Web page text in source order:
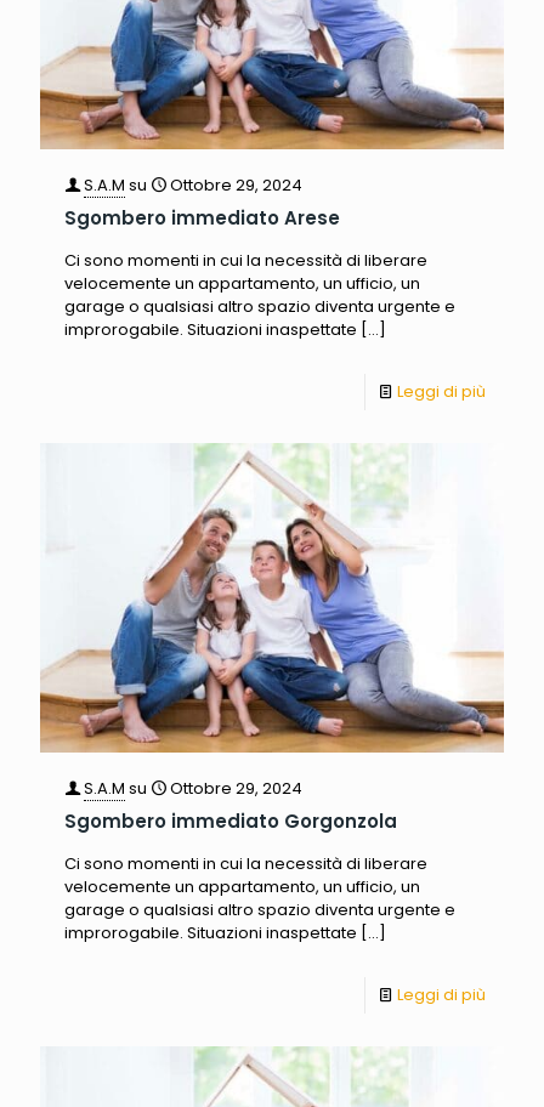
S.A.M su Ottobre 29, 2024
Sgombero immediato Arese
Ci sono momenti in cui la necessità di liberare
velocemente un appartamento, un ufficio, un
garage o qualsiasi altro spazio diventa urgente e
improrogabile. Situazioni inaspettate […]
Leggi di più
S.A.M su Ottobre 29, 2024
Sgombero immediato Gorgonzola
Ci sono momenti in cui la necessità di liberare
velocemente un appartamento, un ufficio, un
garage o qualsiasi altro spazio diventa urgente e
improrogabile. Situazioni inaspettate […]
Leggi di più